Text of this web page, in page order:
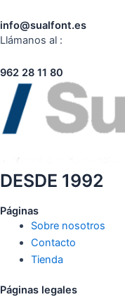
info@sualfont.es
Llámanos al :
962 28 11 80
DESDE 1992
Páginas
Sobre nosotros
Contacto
Tienda
Páginas legales